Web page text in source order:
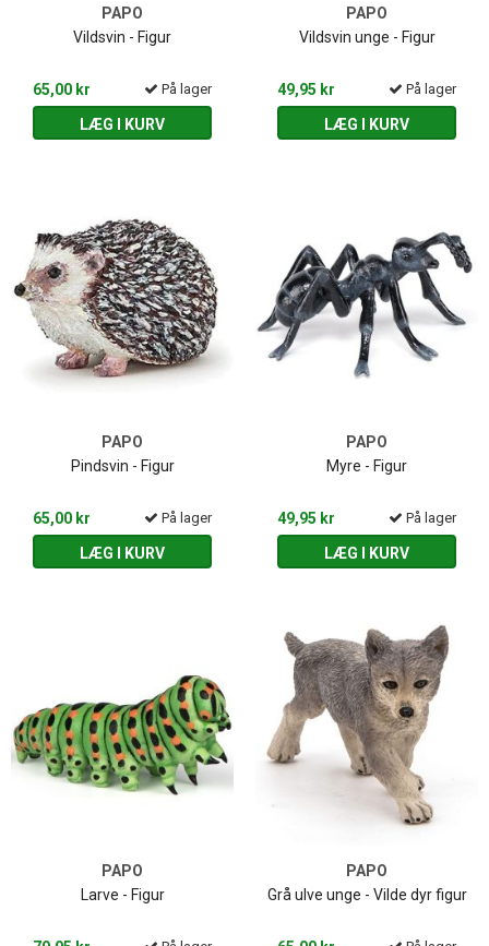
PAPO
Vildsvin - Figur
65,00 kr På lager
LÆG I KURV
PAPO
Vildsvin unge - Figur
49,95 kr På lager
LÆG I KURV
PAPO
Pindsvin - Figur
65,00 kr På lager
LÆG I KURV
PAPO
Myre - Figur
49,95 kr På lager
LÆG I KURV
PAPO
Larve - Figur
PAPO
Grå ulve unge - Vilde dyr figur